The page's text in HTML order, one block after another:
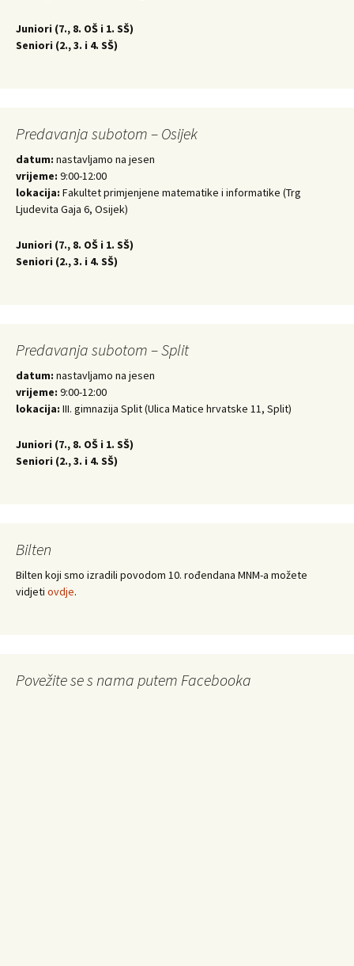
Juniori (7., 8. OŠ i 1. SŠ)
Seniori (2., 3. i 4. SŠ)
Predavanja subotom – Osijek
datum: nastavljamo na jesen
vrijeme: 9:00-12:00
lokacija: Fakultet primjenjene matematike i informatike (Trg
Ljudevita Gaja 6, Osijek)
Juniori (7., 8. OŠ i 1. SŠ)
Seniori (2., 3. i 4. SŠ)
Predavanja subotom – Split
datum: nastavljamo na jesen
vrijeme: 9:00-12:00
lokacija: III. gimnazija Split (Ulica Matice hrvatske 11, Split)
Juniori (7., 8. OŠ i 1. SŠ)
Seniori (2., 3. i 4. SŠ)
Bilten
Bilten koji smo izradili povodom 10. rođendana MNM-a možete
vidjeti ovdje.
Povežite se s nama putem Facebooka